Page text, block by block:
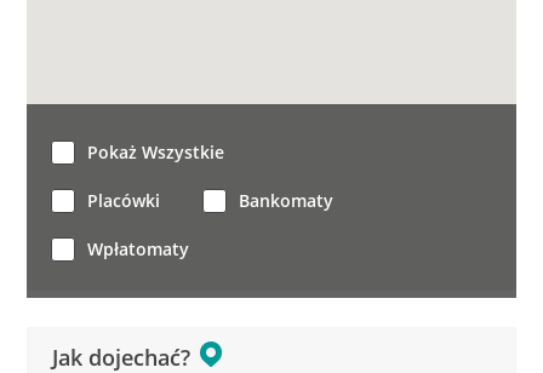
Jak dojechać?
Pokaż Wszystkie
Placówki Bankomaty
Wpłatomaty